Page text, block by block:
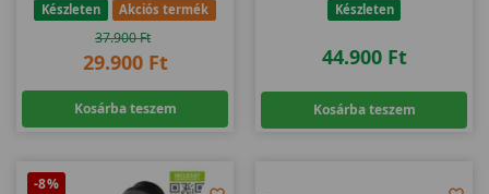
Készleten Akciós termék
37.900Ft
29.900 Ft
Kosárba teszem
Készleten
44.900 Ft
Kosárba teszem
-8%